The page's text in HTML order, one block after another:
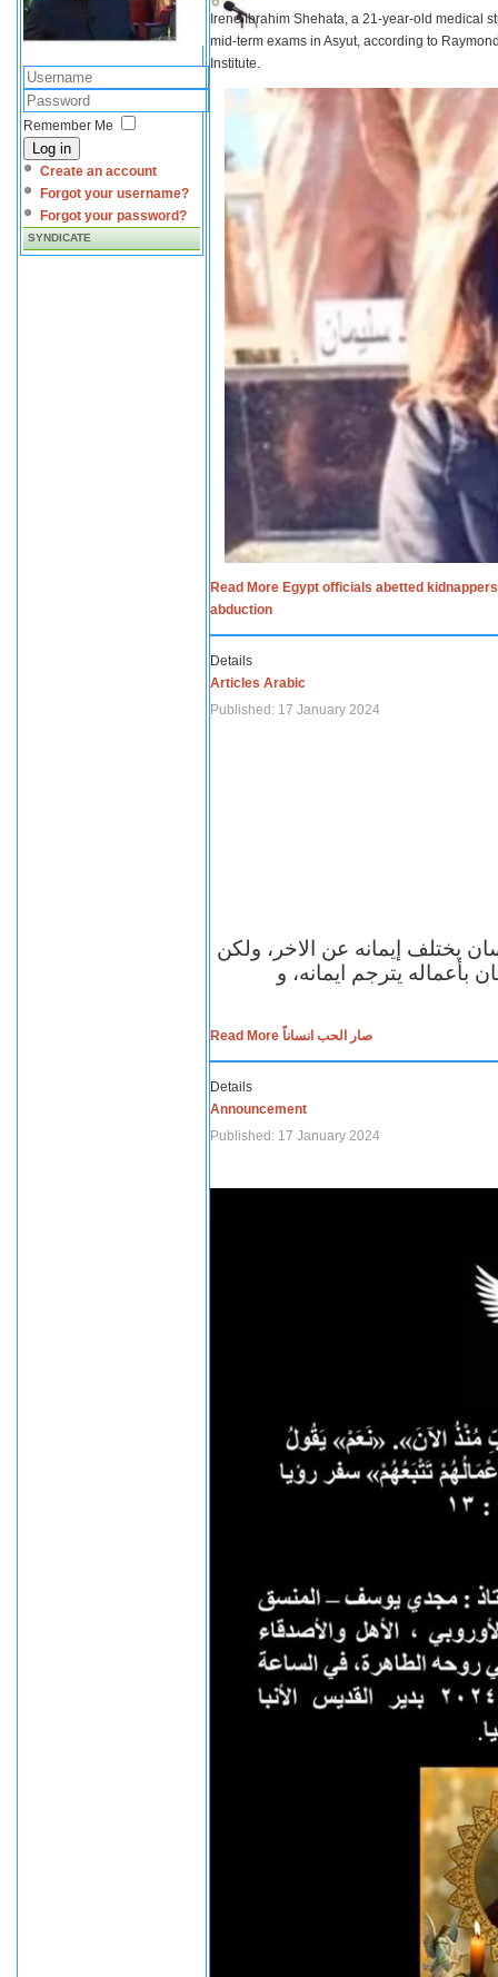
Remember Me
Log in
Create an account
Forgot your username?
Forgot your password?
SYNDICATE
Irene Ibrahim Shehata, a 21-year-old medical
mid-term exams in Asyut, according to
Institute.
Read More Egypt officials abetted
abduction
Details
Articles Arabic
Published: 17 January 2024
يختلف إيمانه عن الاخر، ولكن
بأعماله يترجم ايمانه، و
Read More صار الحب انساناً
Details
Announcement
Published: 17 January 2024